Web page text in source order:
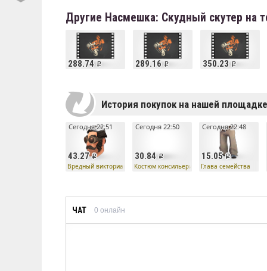
Другие Насмешка: Скудный скутер на
288.74 289.16 350.23
История покупок на нашей площадке
43.27
Сегодня 22:51
Вредный викторианец
30.84
Сегодня 22:50
Костюм консильери
15.05
Сегодня 22:48
Глава семейства
ЧАТ 0 онлайн